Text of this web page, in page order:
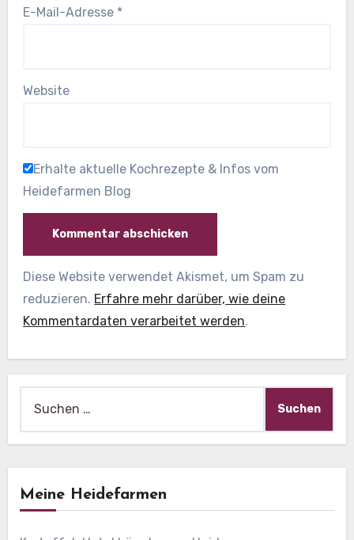
E-Mail-Adresse *
Website
Erhalte aktuelle Kochrezepte & Infos vom
Heidefarmen Blog
Diese Website verwendet Akismet, um Spam zu
reduzieren. Erfahre mehr darüber, wie deine
Kommentardaten verarbeitet werden.
nach:
Meine Heidefarmen